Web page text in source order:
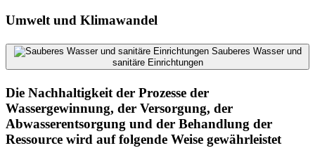
Umwelt und Klimawandel
Sauberes Wasser und
sanitäre Einrichtungen
Die Nachhaltigkeit der Prozesse der
Wassergewinnung, der Versorgung, der
Abwasserentsorgung und der Behandlung der
Ressource wird auf folgende Weise gewährleistet